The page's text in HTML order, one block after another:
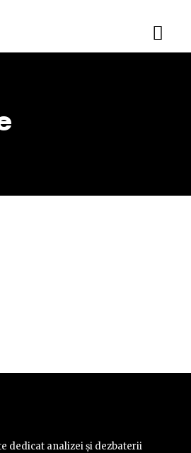
dedicat analizei și dezbaterii